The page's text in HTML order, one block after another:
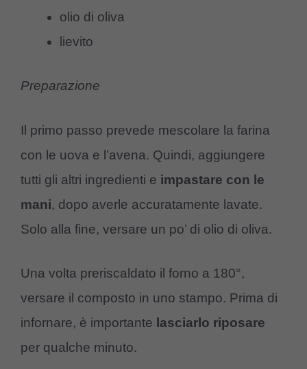
olio di oliva
lievito
Preparazione
Il primo passo prevede mescolare la farina
con le uova e l’avena. Quindi, aggiungere
tutti gli altri ingredienti e impastare con le
mani, dopo averle accuratamente lavate.
Solo alla fine, versare un po’ di olio di oliva.
Una volta preriscaldato il forno a 180°,
versare il composto in uno stampo. Prima di
infornare, è importante lasciarlo riposare
per qualche minuto.